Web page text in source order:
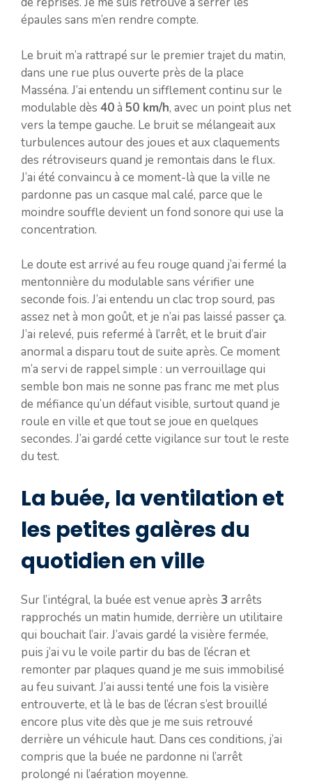
épaules sans m’en rendre compte.
Le bruit m’a rattrapé sur le premier trajet du matin,
dans une rue plus ouverte près de la place
Masséna. J’ai entendu un sifflement continu sur le
modulable dès 40à 50 km/h, avec un point plus net
vers la tempe gauche. Le bruit se mélangeait aux
turbulences autour des joues et aux claquements
des rétroviseurs quand je remontais dans le flux.
J’ai été convaincu à ce moment-là que la ville ne
pardonne pas un casque mal calé, parce que le
moindre souffle devient un fond sonore qui use la
concentration.
Le doute est arrivé au feu rouge quand j’ai fermé la
mentonnière du modulable sans vérifier une
seconde fois. J’ai entendu un clac trop sourd, pas
assez net à mon goût, et je n’ai pas laissé passer ça.
J’ai relevé, puis refermé à l’arrêt, et le bruit d’air
anormal a disparu tout de suite après. Ce moment
m’a servi de rappel simple : un verrouillage qui
semble bon mais ne sonne pas franc me met plus
de méfiance qu’un défaut visible, surtout quand je
roule en ville et que tout se joue en quelques
secondes. J’ai gardé cette vigilance sur tout le reste
du test.
La buée, la ventilation et
les petites galères du
quotidien en ville
Sur l’intégral, la buée est venue après 3 arrêts
rapprochés un matin humide, derrière un utilitaire
qui bouchait l’air. J’avais gardé la visière fermée,
puis j’ai vu le voile partir du bas de l’écran et
remonter par plaques quand je me suis immobilisé
au feu suivant. J’ai aussi tenté une fois la visière
entrouverte, et là le bas de l’écran s’est brouillé
encore plus vite dès que je me suis retrouvé
derrière un véhicule haut. Dans ces conditions, j’ai
compris que la buée ne pardonne ni l’arrêt
prolongé ni l’aération moyenne.